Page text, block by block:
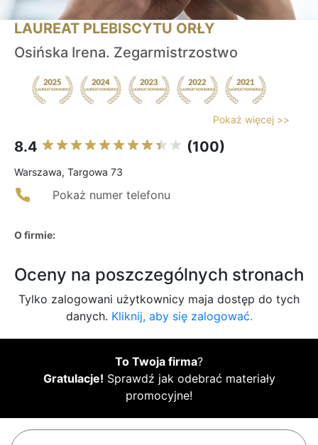
LAUREAT PLEBISCYTU ORŁY
Osińska Irena. Zegarmistrzostwo
Pokaż więcej >>
8.4 (100)
Warszawa, Targowa 73
Pokaż numer telefonu
O firmie:
Oceny na poszczególnych stronach
Tylko zalogowani użytkownicy maja dostęp do tych
danych. Kliknij, aby się zalogować.
To Twoja firma?
Gratulacje! Sprawdź jak odebrać materiały
promocyjne!